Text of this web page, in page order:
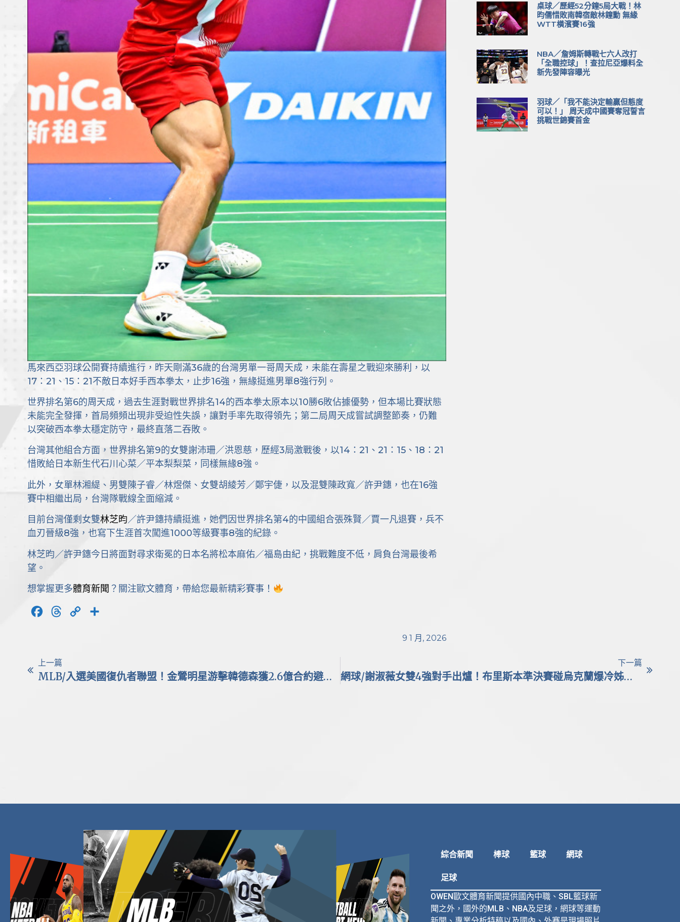
馬來西亞羽球公開賽持續進行，昨天剛滿36歲的台灣男單一哥周天成，未能在壽星之戰迎來勝利，以
17：21、15：21不敵日本好手西本拳太，止步16強，無緣挺進男單8強行列。
世界排名第6的周天成，過去生涯對戰世界排名14的西本拳太原本以10勝6敗佔據優勢，但本場比賽狀態
未能完全發揮，首局頻頻出現非受迫性失誤，讓對手率先取得領先；第二局周天成嘗試調整節奏，仍難
以突破西本拳太穩定防守，最終直落二吞敗。
台灣其他組合方面，世界排名第9的女雙謝沛珊／洪恩慈，歷經3局激戰後，以14：21、21：15、18：21
惜敗給日本新生代石川心菜／平本梨梨菜，同樣無緣8強。
此外，女單林湘緹、男雙陳子睿／林煜傑、女雙胡綾芳／鄭宇倢，以及混雙陳政寬／許尹鏸，也在16強
賽中相繼出局，台灣隊戰線全面縮減。
目前台灣僅剩女雙林芝昀／許尹鏸持續挺進，她們因世界排名第4的中國組合張殊賢／賈一凡退賽，兵不
血刃晉級8強，也寫下生涯首次闖進1000等級賽事8強的紀錄。
林芝昀／許尹鏸今日將面對尋求衛冕的日本名將松本麻佑／福島由紀，挑戰難度不低，肩負台灣最後希
望。
想掌握更多體育新聞 ？關注歐文體育，帶給您最新精彩賽事！
FacebookThreads
Copy
9 1 月, 2026
桌球／歷經52分鐘5局大戰！林
昀儒惜敗南韓宿敵林鐘勳 無緣
WTT橫濱賽16強
NBA／詹姆斯轉戰七六人改打
「全職控球」！查拉尼亞爆料全
新先發陣容曝光
羽球／「我不能決定輸贏但態度
可以！」 周天成中國賽奪冠誓言
挑戰世錦賽首金
上一篇
MLB/入選美國復仇者聯盟！金鶯明星游擊韓德森獲2.6億合約避免薪仲
下一篇
網球/謝淑薇女雙4強對手出爐！布里斯本準決賽碰烏克蘭爆冷姊妹檔
綜合新聞 棒球 籃球 網球
足球
OWEN歐文體育新聞提供國內中職、SBL籃球新
聞之外，國外的MLB、NBA及足球，網球等運動